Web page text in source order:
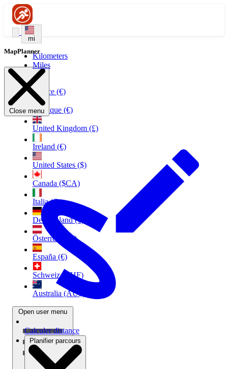
mi
Kilometers
Miles
France (€)
Belgique (€)
United Kingdom (£)
Ireland (€)
United States ($)
Canada ($CA)
Italia (€)
Deutschland (€)
Österreich (€)
España (€)
Schweiz (CHF)
Australia (AU$)
Open user menu
MapPlanner
Close menu
Calculer distance
Planifier parcours